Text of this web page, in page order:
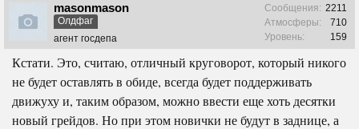
masonmason
Олдфаг
агент госдепа
Сообщения: 2211
Атмосферы:
710
Уровень:
159
Кстати. Это, считаю, отличный круговорот, который никого
не будет оставлять в обиде, всегда будет поддерживать
движуху и, таким образом, можно ввести еще хоть десятки
новый грейдов. Но при этом новички не будут в заднице, а